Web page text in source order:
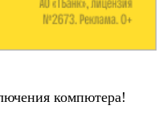
компютера!